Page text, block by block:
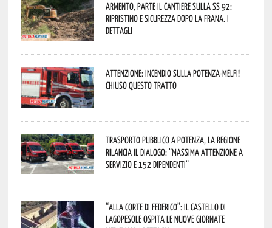
Armento, parte il cantiere sulla SS 92:
ripristino e sicurezza dopo la frana. I
dettagli
Attenzione: incendio sulla Potenza-Melfi!
Chiuso questo tratto
Trasporto pubblico a Potenza, la Regione
rilancia il dialogo: “Massima attenzione a
servizio e 152 dipendenti”
“Alla corte di Federico”: il Castello di
Lagopesole ospita le nuove Giornate